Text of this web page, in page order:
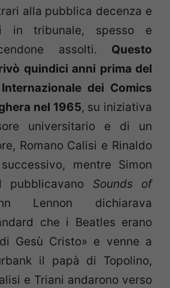
alla pubblica decenza e
in tribunale, spesso e
assolti. Questo
quindici anni prima del
dei Comics
nel 1965, su iniziativa
universitario e di un
Romano Calisi e Rinaldo
successivo, mentre Simon
pubblicavano Sounds of
Lennon dichiarava
che i Beatles erano
Gesù Cristo» e venne a
il papà di Topolino,
e Triani andarono verso